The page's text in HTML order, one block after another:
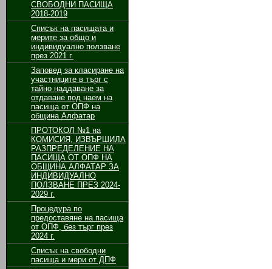
СВОБОДНИ ПАСИЩА
2018-2019
Списък на пасищата и
мерите за общо и
индивидуално ползване
през 2021 г.
Заповед за класиране на
участниците в търг с
тайно наддаване за
отдаване под наем на
пасища от ОПФ на
община Алфатар
ПРОТОКОЛ №1 на
КОМИСИЯ, ИЗВЪРШИЛА
РАЗПРЕДЕЛЕНИЕ НА
ПАСИЩА ОТ ОПФ НА
ОБЩИНА АЛФАТАР ЗА
ИНДИВИДУАЛНО
ПОЛЗВАНЕ ПРЕЗ 2024-
2029 г.
Процедура по
предоставяне на пасища
от ОПФ, без търг през
2024 г.
Списък на свободни
пасища и мери от ДПФ